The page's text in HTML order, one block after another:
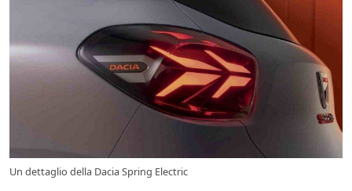
Un dettaglio della Dacia Spring Electric